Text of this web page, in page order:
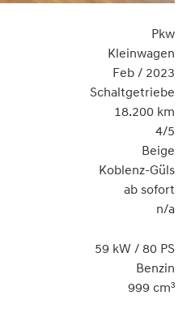
Pkw
Kleinwagen
Feb / 2023
Schaltgetriebe
18.200 km
4/5
Beige
Koblenz-Güls
ab sofort
n/a
59 kW / 80 PS
Benzin
999 cm³